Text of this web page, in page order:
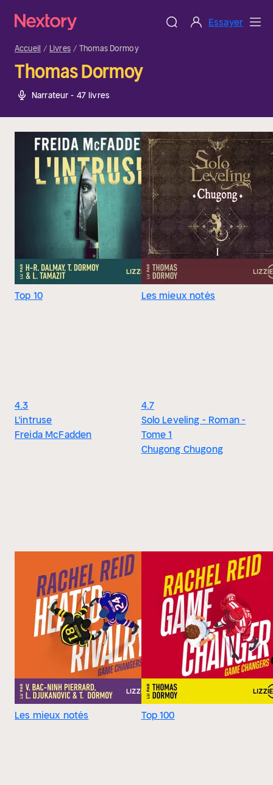
Essayer
Accueil Livres Thomas Dormoy
Thomas Dormoy
Narrateur - 47 livres
Top 10
4.3
L'intruse
Freida McFadden
Les mieux notés
4.7
Solo Leveling - Roman -
Tome 1
Chugong Chugong
Les mieux notés Top 100